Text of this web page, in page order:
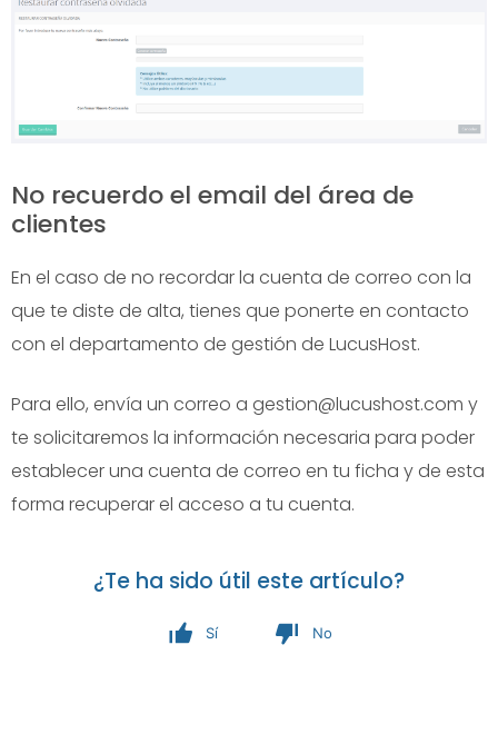
No recuerdo el email del área de
clientes
En el caso de no recordar la cuenta de correo con la
que te diste de alta, tienes que ponerte en contacto
con el departamento de gestión de LucusHost.
Para ello, envía un correo a gestion@lucushost.com y
te solicitaremos la información necesaria para poder
establecer una cuenta de correo en tu ficha y de esta
forma recuperar el acceso a tu cuenta.
¿Te ha sido útil este artículo?
Sí No